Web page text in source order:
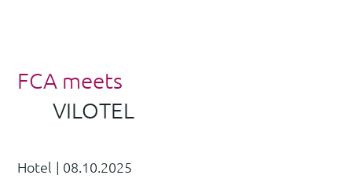
FCA meets
VILOTEL
Hotel | 08.10.2025